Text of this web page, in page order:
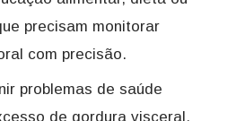
precisam monitorar
com precisão.
problemas de saúde
de gordura visceral,